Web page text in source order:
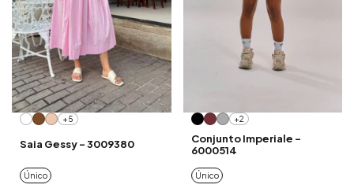
+5
Saia Gessy - 3009380
Único
+2
Conjunto Imperiale -
6000514
Único